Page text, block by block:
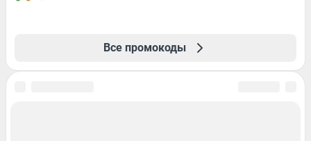
Все промокоды